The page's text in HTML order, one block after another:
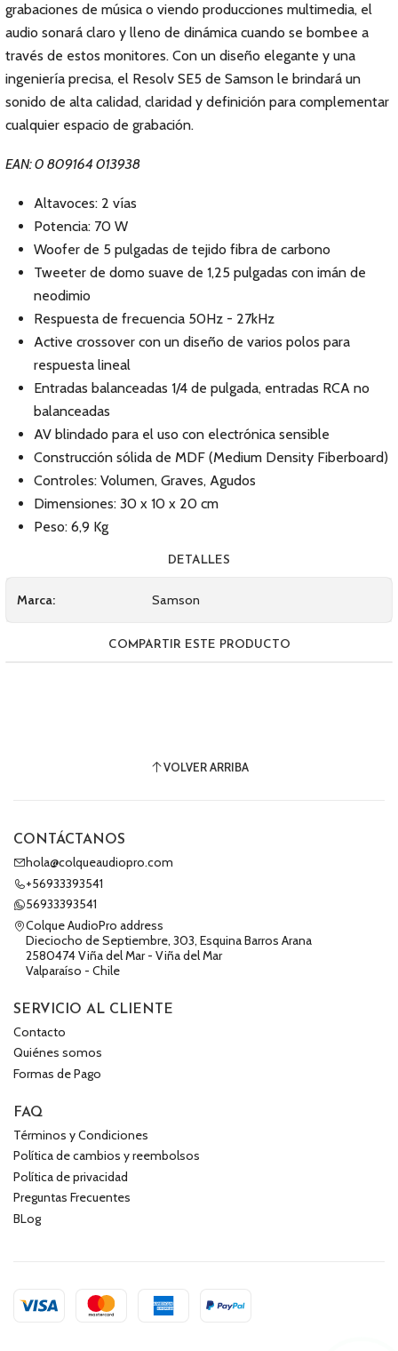
grabaciones de música o viendo producciones multimedia, el
audio sonará claro y lleno de dinámica cuando se bombee a
través de estos monitores. Con un diseño elegante y una
ingeniería precisa, el Resolv SE5 de Samson le brindará un
sonido de alta calidad, claridad y definición para complementar
cualquier espacio de grabación.
EAN: 0 809164 013938
Altavoces: 2 vías
Potencia: 70 W
Woofer de 5 pulgadas de tejido fibra de carbono
Tweeter de domo suave de 1,25 pulgadas con imán de
neodimio
Respuesta de frecuencia 50Hz - 27kHz
Active crossover con un diseño de varios polos para
respuesta lineal
Entradas balanceadas 1/4 de pulgada, entradas RCA no
balanceadas
AV blindado para el uso con electrónica sensible
Construcción sólida de MDF (Medium Density Fiberboard)
Controles: Volumen, Graves, Agudos
Dimensiones: 30 x 10 x 20 cm
Peso: 6,9 Kg
DETALLES
Marca: Samson
COMPARTIR ESTE PRODUCTO
VOLVER ARRIBA
CONTÁCTANOS
hola@colqueaudiopro.com
+56933393541
56933393541
Colque AudioPro address
Dieciocho de Septiembre, 303, Esquina Barros Arana
2580474 Viña del Mar - Viña del Mar
Valparaíso - Chile
SERVICIO AL CLIENTE
Contacto
Quiénes somos
Formas de Pago
FAQ
Términos y Condiciones
Política de cambios y reembolsos
Política de privacidad
Preguntas Frecuentes
BLog